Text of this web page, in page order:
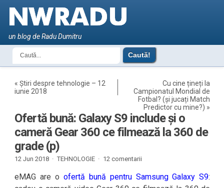
un blog de Radu Dumitru
«Știri despre tehnologie – 12
iunie 2018
Cu cine țineți la
Campionatul Mondial de
Fotbal? (și jucați Match
Predictor cu mine?) »
Ofertă bună: Galaxy S9 include și o
cameră Gear 360 ce filmează la 360 de
grade (p)
12 Jun 2018 · TEHNOLOGIE · 12 comentarii
eMAG are oofertă bună pentru Samsung Galaxy S9: